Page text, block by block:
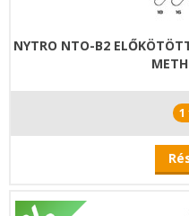
NYTRO NTO-B2
1